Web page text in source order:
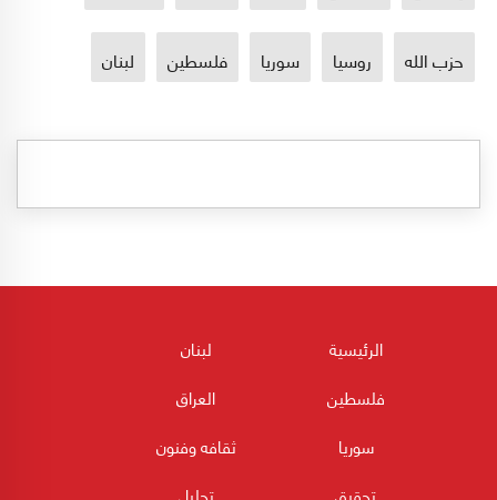
حزب الله روسيا سوريا فلسطين لبنان
الرئيسية
لبنان
فلسطين
العراق
سوريا
ثقافه وفنون